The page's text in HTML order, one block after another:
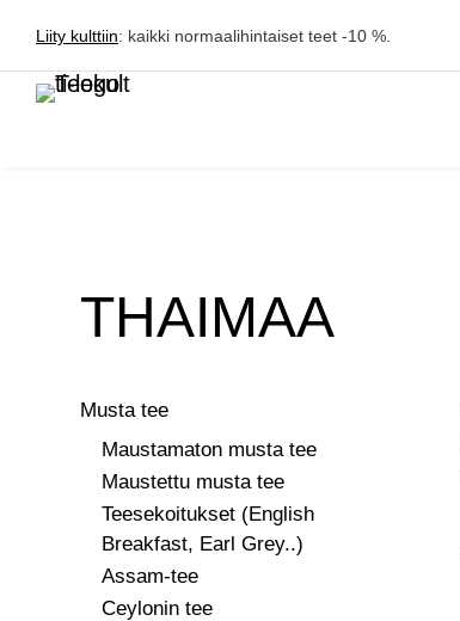
Liity kulttiin: kaikki normaalihintaiset teet -10 %.
THAIMAA
Musta tee
Maustamaton musta tee
Maustettu musta tee
Teesekoitukset (English
Breakfast, Earl Grey..)
Assam-tee
Ceylonin tee